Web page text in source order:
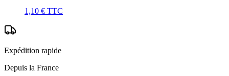
1,10 € TTC
Expédition rapide
Depuis la France